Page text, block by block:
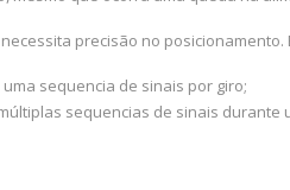
precisão no posicionamento.
sequencia de sinais por giro;
sequencias de sinais durante